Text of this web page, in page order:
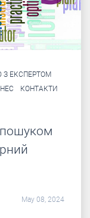
З ЕКСПЕРТОМ
КОНТАКТИ
May 08, 2024